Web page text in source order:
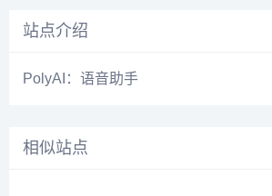
站点介绍
PolyAI：语音助手
相似站点